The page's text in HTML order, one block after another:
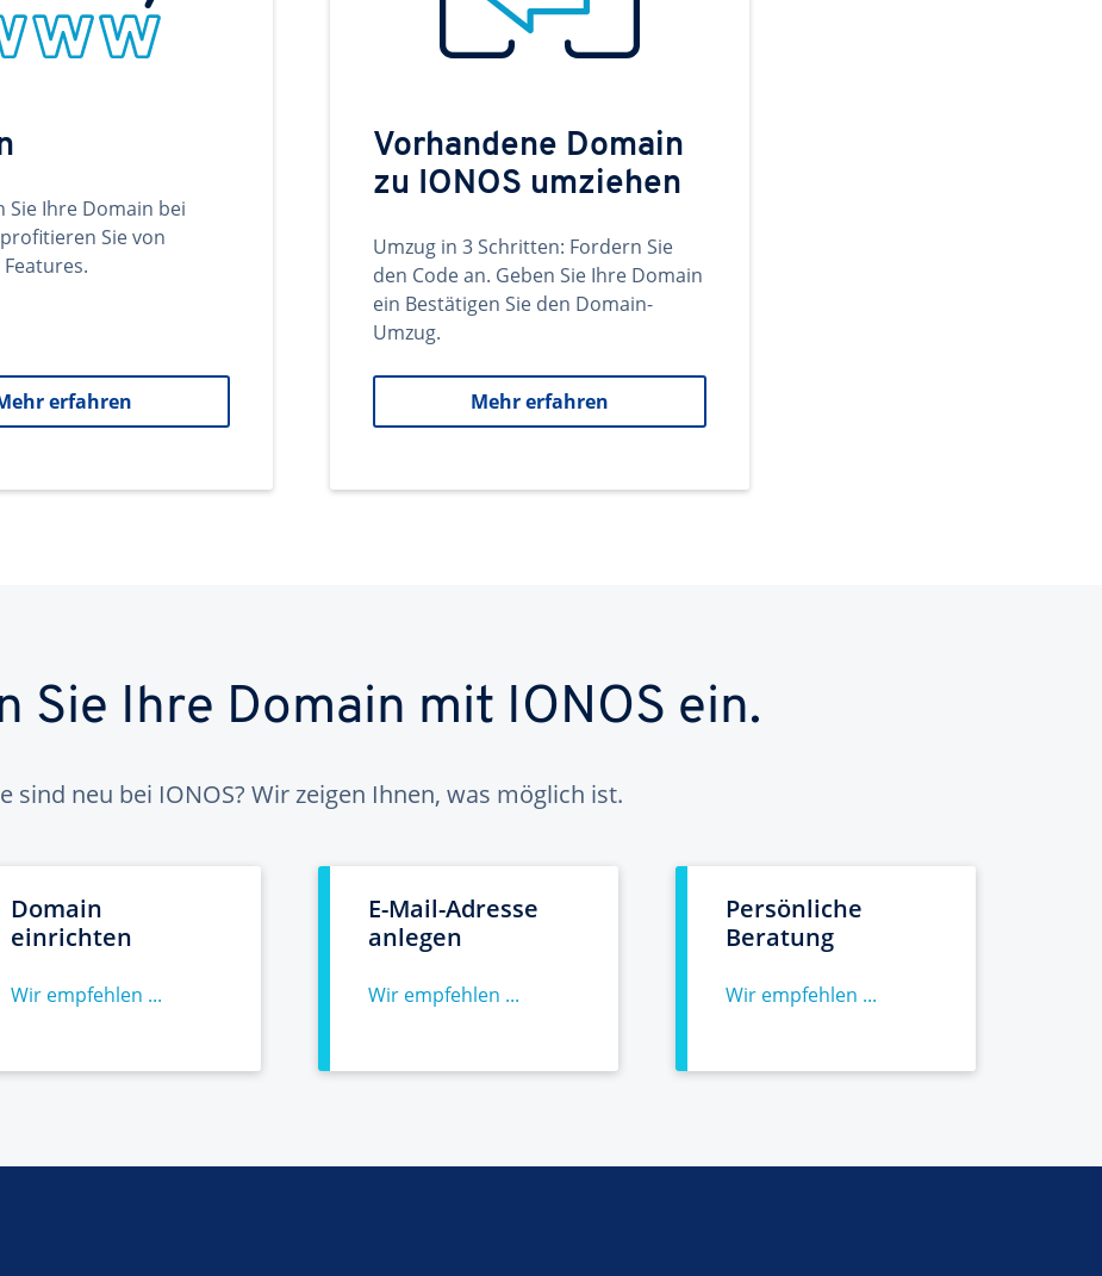
Sie Ihre Domain bei
Sie von
erfahren
Vorhandene Domain
zu IONOS umziehen
Umzug in 3 Schritten: Fordern Sie
den Code an. Geben Sie Ihre Domain
ein Bestätigen Sie den Domain-
Umzug.
Mehr erfahren
Sie Ihre Domain mit IONOS ein.
sind neu bei IONOS? Wir zeigen Ihnen, was möglich ist.
Domain
einrichten
Wir empfehlen ...
E-Mail-Adresse
anlegen
Wir empfehlen ...
Persönliche
Beratung
Wir empfehlen ...